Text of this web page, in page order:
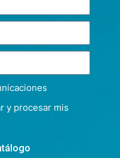
y procesar mis